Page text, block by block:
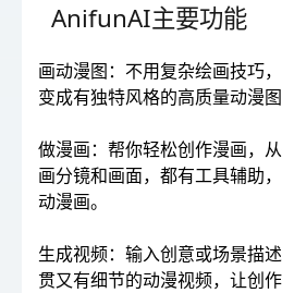
AnifunAI主要功能
画动漫图：不用复杂绘画技巧
变成有独特风格的高质量动漫图
做漫画：帮你轻松创作漫画，
画分镜和画面，都有工具辅助
动漫画。
生成视频：输入创意或场景描
贯又有细节的动漫视频，让创作